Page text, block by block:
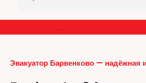
Master после слета в кювет для
каждой работы есть свой
—
Эвакуатор Барвенково —